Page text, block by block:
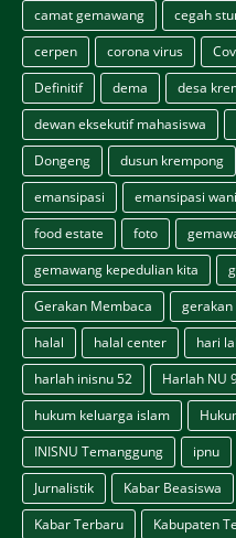
camat gemawang
cegah
cerpen
corona virus
Definitif
dema
desa
dewan eksekutif mahasiswa
Dongeng
dusun krempong
emansipasi
emansipasi
food estate
foto
gemawang kepedulian kita
Gerakan Membaca
halal
halal center hari
harlah inisnu 52
Harlah NU
hukum keluarga islam
INISNU Temanggung
ipnu
Jurnalistik
Kabar Beasiswa
Kabar Terbaru
Kabupaten